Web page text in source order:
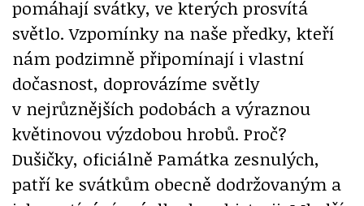
pomáhají svátky, ve kterých prosvítá
světlo. Vzpomínky na naše předky, kteří
nám podzimně připomínají i vlastní
dočasnost, doprovázíme světly
v nejrůznějších podobách a výraznou
květinovou výzdobou hrobů. Proč?
Dušičky, oficiálně Památka zesnulých,
patří ke svátkům obecně dodržovaným a